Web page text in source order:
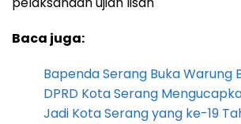
Baca juga:
Bapenda Serang Buka Warung
DPRD Kota Serang
Jadi Kota Serang yang ke-19